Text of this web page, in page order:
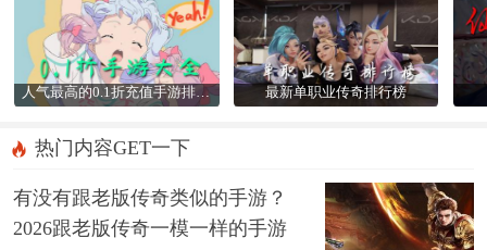
人气最高的0.1折充值手游排行榜 最新单职业传奇排行榜
热门内容GET一下
有没有跟老版传奇类似的手游？
2026跟老版传奇一模一样的手游